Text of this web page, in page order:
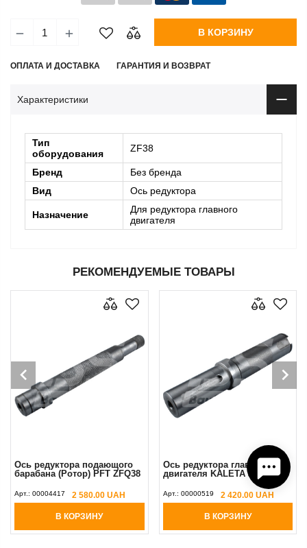
В КОРЗИНУ
ОПЛАТА И ДОСТАВКА ГАРАНТИЯ И ВОЗВРАТ
Характеристики
Тип
оборудования
ZF38
Бренд
Без бренда
Вид
Ось редуктора
Назначение
Для редуктора главного
двигателя
РЕКОМЕНДУЕМЫЕ ТОВАРЫ
Ось редуктора подающого
барабана (Ротор) PFT ZFQ38
Арт.: 00004417 2 580.00 UAH
В КОРЗИНУ
Ось редуктора главного
двигателя KALETA 30 мм
Арт.: 00000519 2 420.00 UAH
В КОРЗИНУ